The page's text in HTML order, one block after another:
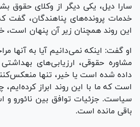
سارا دیل، یکی دیگر از وکلای حقوق
خدمات پرونده‌های پناهندگان، گفت
این روند همچنان زیر آن پنهان
او گفت: اینکه نمی‌دانیم آیا به آنها
مشاوره حقوقی، ارزیابی‌های
داده شده است یا خیر، تنها
است که ما با این روند ابراز کرده‌ایم،
سیاست. جزئیات توافق بین نائورو و
باقی مانده است.